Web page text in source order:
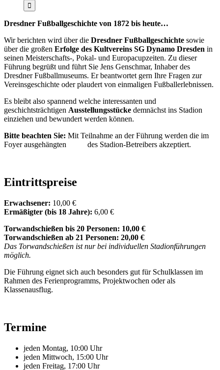
Dresdner Fußballgeschichte von 1872 bis heute…
Wir berichten wird über die Dresdner Fußballgeschichte sowie
über die großen Erfolge des Kultvereins SG Dynamo Dresden in
seinen Meisterschafts-, Pokal- und Europacupzeiten. Zu dieser
Führung begrüßt und führt Sie Jens Genschmar, Inhaber des
Dresdner Fußballmuseums. Er beantwortet gern Ihre Fragen zur
Vereinsgeschichte oder plaudert von einmaligen Fußballerlebnissen.
Es bleibt also spannend welche interessanten und
geschichtsträchtigen Ausstellungsstücke demnächst ins Stadion
einziehen und bewundert werden können.
Bitte beachten Sie: Mit Teilnahme an der Führung werden die im
Foyer ausgehängten
des Stadion-Betreibers akzeptiert.
Eintrittspreise
Erwachsener: 10,00 €
Ermäßigter (bis 18 Jahre): 6,00 €
Torwandschießen bis 20 Personen: 10,00 €
Torwandschießen ab 21 Personen: 20,00 €
Das Torwandschießen ist nur bei individuellen Stadionführungen
möglich.
Die Führung eignet sich auch besonders gut für Schulklassen im
Rahmen des Ferienprogramms, Projektwochen oder als
Klassenausflug.
Termine
jeden Montag, 10:00 Uhr
jeden Mittwoch, 15:00 Uhr
jeden Freitag, 17:00 Uhr